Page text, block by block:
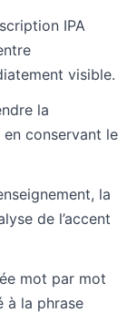
IPA
visible.
la
conservant le
la
de l’accent
mot par mot
à la phrase